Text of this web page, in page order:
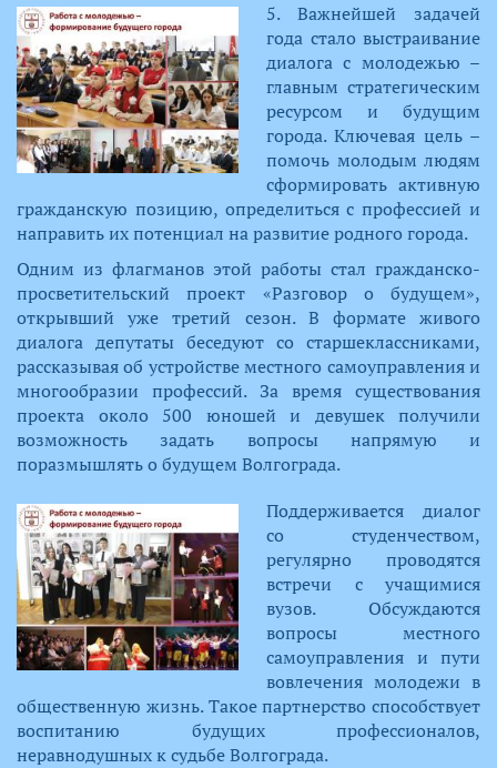
5. Важнейшей задачей
года стало выстраивание
диалога с молодежью –
главным стратегическим
ресурсом и будущим
города. Ключевая цель –
помочь молодым людям
сформировать активную
гражданскую позицию, определиться с профессией и
направить их потенциал на развитие родного города.
Одним из флагманов этой работы стал гражданско-
просветительский проект «Разговор о будущем»,
открывший уже третий сезон. В формате живого
диалога депутаты беседуют со старшеклассниками,
рассказывая об устройстве местного самоуправления и
многообразии профессий. За время существования
проекта около 500 юношей и девушек получили
возможность задать вопросы напрямую и
поразмышлять о будущем Волгограда.
Поддерживается диалог
со студенчеством,
регулярно проводятся
встречи с учащимися
вузов. Обсуждаются
вопросы местного
самоуправления и пути
вовлечения молодежи в
общественную жизнь. Такое партнерство способствует
воспитанию будущих профессионалов,
неравнодушных к судьбе Волгограда.​